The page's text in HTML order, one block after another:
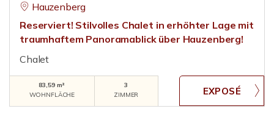
Hauzenberg
Reserviert! Stilvolles Chalet in erhöhter Lage mit
traumhaftem Panoramablick über Hauzenberg!
Chalet
83,59 m²
WOHNFLÄCHE
3
ZIMMER